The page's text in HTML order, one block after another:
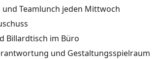
und Teamlunch jeden Mittwoch
Billardtisch im Büro
und Gestaltungsspielraum